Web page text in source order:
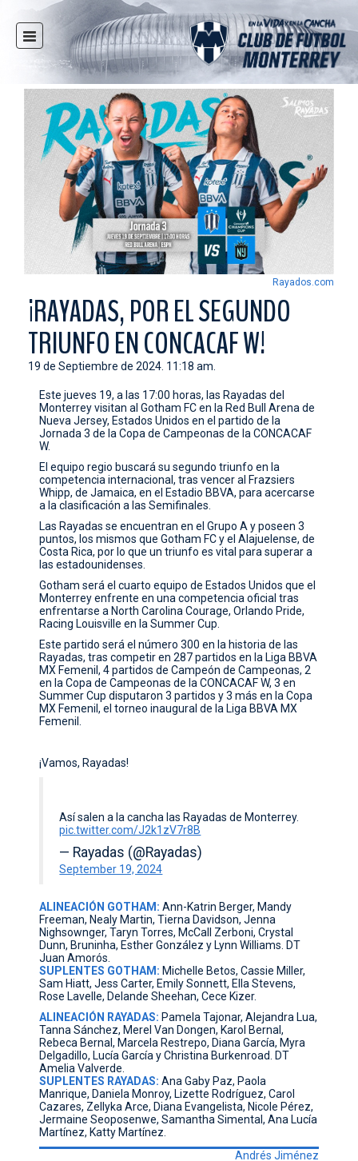
INICIO
NOTICIAS
CLUB
MULTIMEDIA
RAYADOS
RAYADAS
FUERZAS BÁSICAS
RESPONSABILIDAD SOCIAL
TAQUILLA
TIENDA
ESTADIO
PRENSA
Rayados.com
¡RAYADAS, POR EL SEGUNDO
TRIUNFO EN CONCACAF W!
19 de Septiembre de 2024. 11:18 am.
Este jueves 19, a las 17:00 horas, las Rayadas del
Monterrey visitan al Gotham FC en la Red Bull Arena de
Nueva Jersey, Estados Unidos en el partido de la
Jornada 3 de la Copa de Campeonas de la CONCACAF
W.
El equipo regio buscará su segundo triunfo en la
competencia internacional, tras vencer al Frazsiers
Whipp, de Jamaica, en el Estadio BBVA, para acercarse
a la clasificación a las Semifinales.
Las Rayadas se encuentran en el Grupo A y poseen 3
puntos, los mismos que Gotham FC y el Alajuelense, de
Costa Rica, por lo que un triunfo es vital para superar a
las estadounidenses.
Gotham será el cuarto equipo de Estados Unidos que el
Monterrey enfrente en una competencia oficial tras
enfrentarse a North Carolina Courage, Orlando Pride,
Racing Louisville en la Summer Cup.
Este partido será el número 300 en la historia de las
Rayadas, tras competir en 287 partidos en la Liga BBVA
MX Femenil, 4 partidos de Campeón de Campeonas, 2
en la Copa de Campeonas de la CONCACAF W, 3 en
Summer Cup disputaron 3 partidos y 3 más en la Copa
MX Femenil, el torneo inaugural de la Liga BBVA MX
Femenil.
¡Vamos, Rayadas!
Así salen a la cancha las Rayadas de Monterrey.
pic.twitter.com/J2k1zV7r8B
— Rayadas (@Rayadas)
September 19, 2024
ALINEACIÓN GOTHAM: Ann-Katrin Berger, Mandy
Freeman, Nealy Martin, Tierna Davidson, Jenna
Nighsownger, Taryn Torres, McCall Zerboni, Crystal
Dunn, Bruninha, Esther González y Lynn Williams. DT
Juan Amorós.
SUPLENTES GOTHAM: Michelle Betos, Cassie Miller,
Sam Hiatt, Jess Carter, Emily Sonnett, Ella Stevens,
Rose Lavelle, Delande Sheehan, Cece Kizer.
ALINEACIÓN RAYADAS: Pamela Tajonar, Alejandra Lua,
Tanna Sánchez, Merel Van Dongen, Karol Bernal,
Rebeca Bernal, Marcela Restrepo, Diana García, Myra
Delgadillo, Lucía García y Christina Burkenroad. DT
Amelia Valverde.
SUPLENTES RAYADAS: Ana Gaby Paz, Paola
Manrique, Daniela Monroy, Lizette Rodríguez, Carol
Cazares, Zellyka Arce, Diana Evangelista, Nicole Pérez,
Jermaine Seoposenwe, Samantha Simental, Ana Lucía
Martínez, Katty Martínez.
Andrés Jiménez